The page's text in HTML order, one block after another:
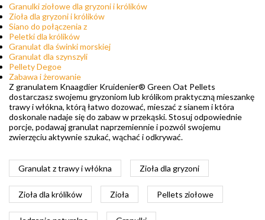
Granulki ziołowe dla gryzoni i królików
Zioła dla gryzoni i królików
Siano do połączenia z
Peletki dla królików
Granulat dla świnki morskiej
Granulat dla szynszyli
Pellety Degoe
Zabawa i żerowanie
Z granulatem Knaagdier Kruidenier® Green Oat Pellets
dostarczasz swojemu gryzoniom lub królikom praktyczną mieszankę
trawy i włókna, którą łatwo dozować, mieszać z sianem i która
doskonale nadaje się do zabaw w przekąski. Stosuj odpowiednie
porcje, podawaj granulat naprzemiennie i pozwól swojemu
zwierzęciu aktywnie szukać, wąchać i odkrywać.
Granulat z trawy i włókna Zioła dla gryzoni
Zioła dla królików Zioła Pellets ziołowe